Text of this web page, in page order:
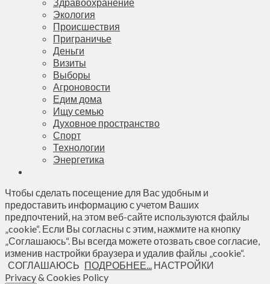
Экология
Происшествия
Приграничье
Деньги
Визиты
Выборы
Агроновости
Едим дома
Ищу семью
Духовное пространство
Спорт
Технологии
Энергетика
Чтобы сделать посещение для Вас удобным и
предоставить информацию с учетом Ваших
предпочтений, на этом веб-сайте используются файлы
„cookie“. Если Вы согласны с этим, нажмите на кнопку
„Соглашаюсь“. Вы всегда можете отозвать свое согласие,
изменив настройки браузера и удалив файлы „cookie“.
СОГЛАШАЮСЬ ПОДРОБНЕЕ... НАСТРОЙКИ
Privacy & Cookies Policy